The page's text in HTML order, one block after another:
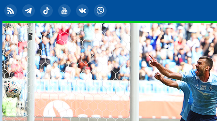
RSS TelegramTikTok YouTubeВКонтакте